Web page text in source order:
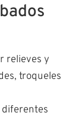
relieves y
troqueles
diferentes